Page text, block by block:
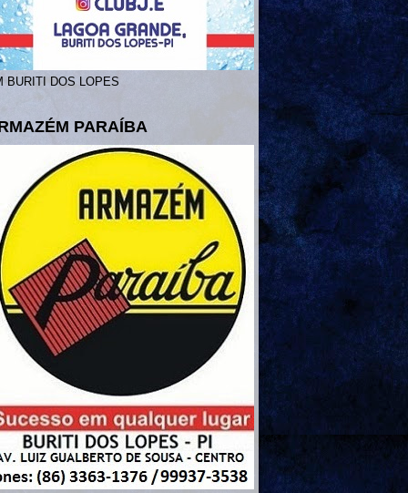
BURITI DOS LOPES
PARAÍBA